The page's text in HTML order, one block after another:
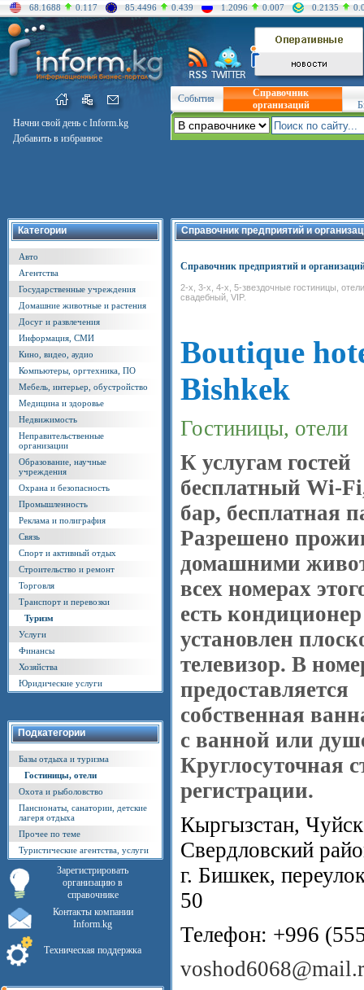
68.1688 0.117 85.4496 0.439 1.2096 0.007 0.2135
Начни свой день с Inform.kg
Добавить в избранное
События
Справочник
организаций
Категории
Авто
Агентства
Государственные учреждения
Домашние животные и растения
Досуг и развлечения
Информация, СМИ
Кино, видео, аудио
Компьютеры, оргтехника, ПО
Мебель, интерьер, обустройство
Медицина и здоровье
Недвижимость
Неправительственные
организации
Образование, научные
учреждения
Охрана и безопасность
Промышленность
Реклама и полиграфия
Связь
Спорт и активный отдых
Строительство и ремонт
Торговля
Транспорт и перевозки
Туризм
Услуги
Финансы
Хозяйства
Юридические услуги
Подкатегории
Базы отдыха и туризма
Гостиницы, отели
Охота и рыболовство
Пансионаты, санатории, детские
лагеря отдыха
Прочее по теме
Туристические агентства, услуги
Зарегистрировать
организацию в
справочнике
Контакты компании
Inform.kg
Техническая поддержка
Справочник предприятий и
Справочник предприятий и
2-х, 3-х, 4-х, 5-звездочные гостиницы,
свадебный, VIP.
Boutique
Bishkek
Гостиницы, отели
К услугам гостей
бесплатный Wi-
бар, бесплатная
Разрешено
домашними
всех номерах
есть
установлен
телевизор. В
предоставляется
собственная
с ванной или
Круглосуточная
регистрации.
Кыргызстан,
Свердловский
г. Бишкек,
50
Телефон: +996